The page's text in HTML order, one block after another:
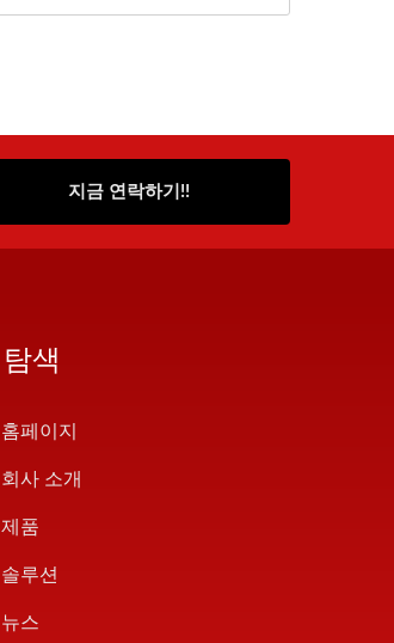
지금 연락하기!!
탐색
홈페이지
회사 소개
제품
솔루션
뉴스